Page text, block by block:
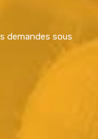
demandes sous